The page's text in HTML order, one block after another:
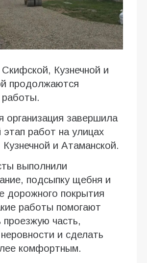
Кузнечной и
продолжаются
организация завершила
этап работ на улицах
и Атаманской.
выполнили
подсыпку щебня и
дорожного покрытия
работы помогают
проезжую часть,
и сделать
комфортным.